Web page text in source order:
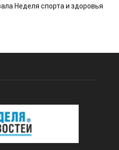
Неделя спорта и здоровья